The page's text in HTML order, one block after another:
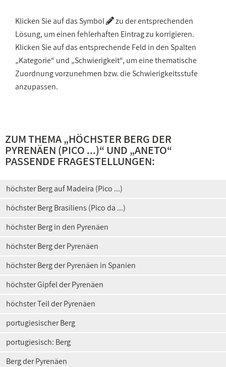
Klicken Sie auf das Symbol
zu der entsprechenden
Lösung, um einen fehlerhaften Eintrag zu korrigieren.
Klicken Sie auf das entsprechende Feld in den Spalten
„Kategorie“ und „Schwierigkeit“, um eine thematische
Zuordnung vorzunehmen bzw. die Schwierigkeitsstufe
anzupassen.
ZUM THEMA „HÖCHSTER BERG DER
PYRENÄEN (PICO ...)“ UND „ANETO“
PASSENDE FRAGESTELLUNGEN:
höchster Berg auf Madeira (Pico ...)
höchster Berg Brasiliens (Pico da ...)
höchster Berg in den Pyrenäen
höchster Berg der Pyrenäen
höchster Berg der Pyrenäen in Spanien
höchster Gipfel der Pyrenäen
höchster Teil der Pyrenäen
portugiesischer Berg
portugiesisch: Berg
Berg der Pyrenäen